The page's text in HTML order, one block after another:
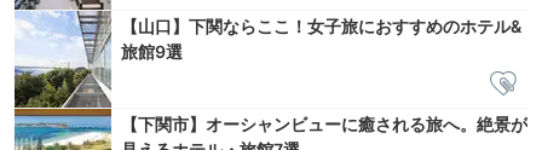
【山口】下関ならここ！女子旅におすすめのホテル&
旅館9選
【下関市】オーシャンビューに癒される旅へ。絶景が